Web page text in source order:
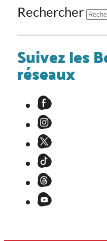
Rechercher
Suivez les
réseaux